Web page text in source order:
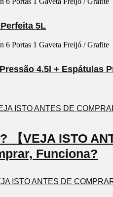
5L
4.5l + Espátulas
【VEJA ISTO
Funciona?